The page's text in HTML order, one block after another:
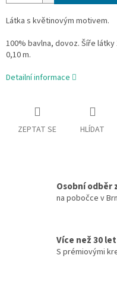
Látka s květinovým motivem.
100% bavlna, dovoz. Šíře látky
0,10 m.
Detailní informace
ZEPTAT SE HLÍDAT
Osobní odběr
na pobočce v
Více než 30
S prémiovými